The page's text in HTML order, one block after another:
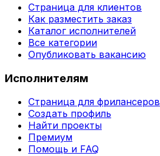
Страница для клиентов
Как разместить заказ
Каталог исполнителей
Все категории
Опубликовать вакансию
Исполнителям
Страница для фрилансеров
Создать профиль
Найти проекты
Премиум
Помощь и FAQ